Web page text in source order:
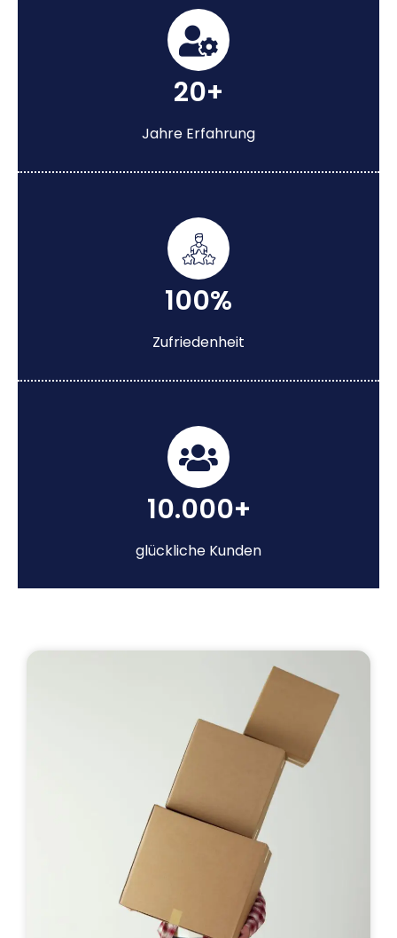
20+
Jahre Erfahrung
100%
Zufriedenheit
10.000+
glückliche Kunden